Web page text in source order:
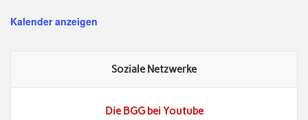
Kalender anzeigen
Soziale Netzwerke
Die BGG bei Youtube